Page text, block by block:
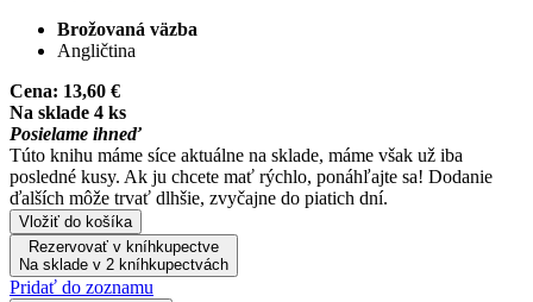
Brožovaná väzba
Angličtina
Cena: 13,60 €
Na sklade 4 ks
Posielame ihneď
Túto knihu máme síce aktuálne na sklade, máme však už iba
posledné kusy. Ak ju chcete mať rýchlo, ponáhľajte sa! Dodanie
ďalších môže trvať dlhšie, zvyčajne do piatich dní.
Vložiť do košíka
Rezervovať v kníhkupectve
Na sklade v 2 kníhkupectvách
Pridať do zoznamu